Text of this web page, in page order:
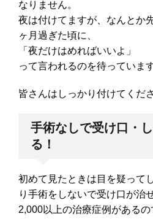
なりません。
夜は付けてますが、なんとか
ヶ月過ぎた頃に、
「夜だけはめればいいよ」
って言われるのを待っていま
皆さんはしっかり付けてくだ
手術なしで受け口・
る！
初めて見たときは目を疑って
り手術をしないで受け口が治
2,000以上の治療症例がある